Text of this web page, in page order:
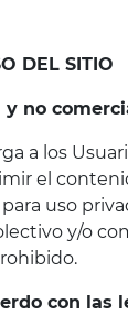
DEL SITIO
y no
a los
el
uso
y/o
con las